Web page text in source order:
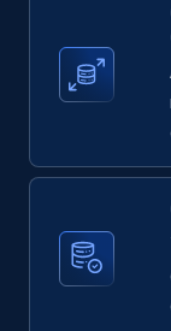
ID, User
posted,
10.3K+
X (formerly
Twitter
ID, User
posted,